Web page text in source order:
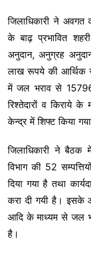
जिलाधिकारी ने अवगत
के बाढ़ प्रभावित
अनुदान, अनुग्रह
लाख रूपये की आर्थिक
में जल भराव से
रिश्तेदारों व किराये
केन्द्र में शिफ्ट किया
जिलाधिकारी ने बैठक
विभाग की 52
दिया गया है तथा
करा दी गयी है। इसके
आदि के माध्यम से जल
है।